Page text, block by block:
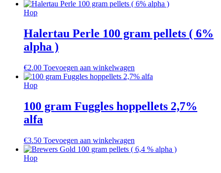
Hop
Halertau Perle 100 gram pellets ( 6%
alpha )
€2.00 Toevoegen aan winkelwagen
Hop
100 gram Fuggles hoppellets 2,7%
alfa
€3.50 Toevoegen aan winkelwagen
Hop